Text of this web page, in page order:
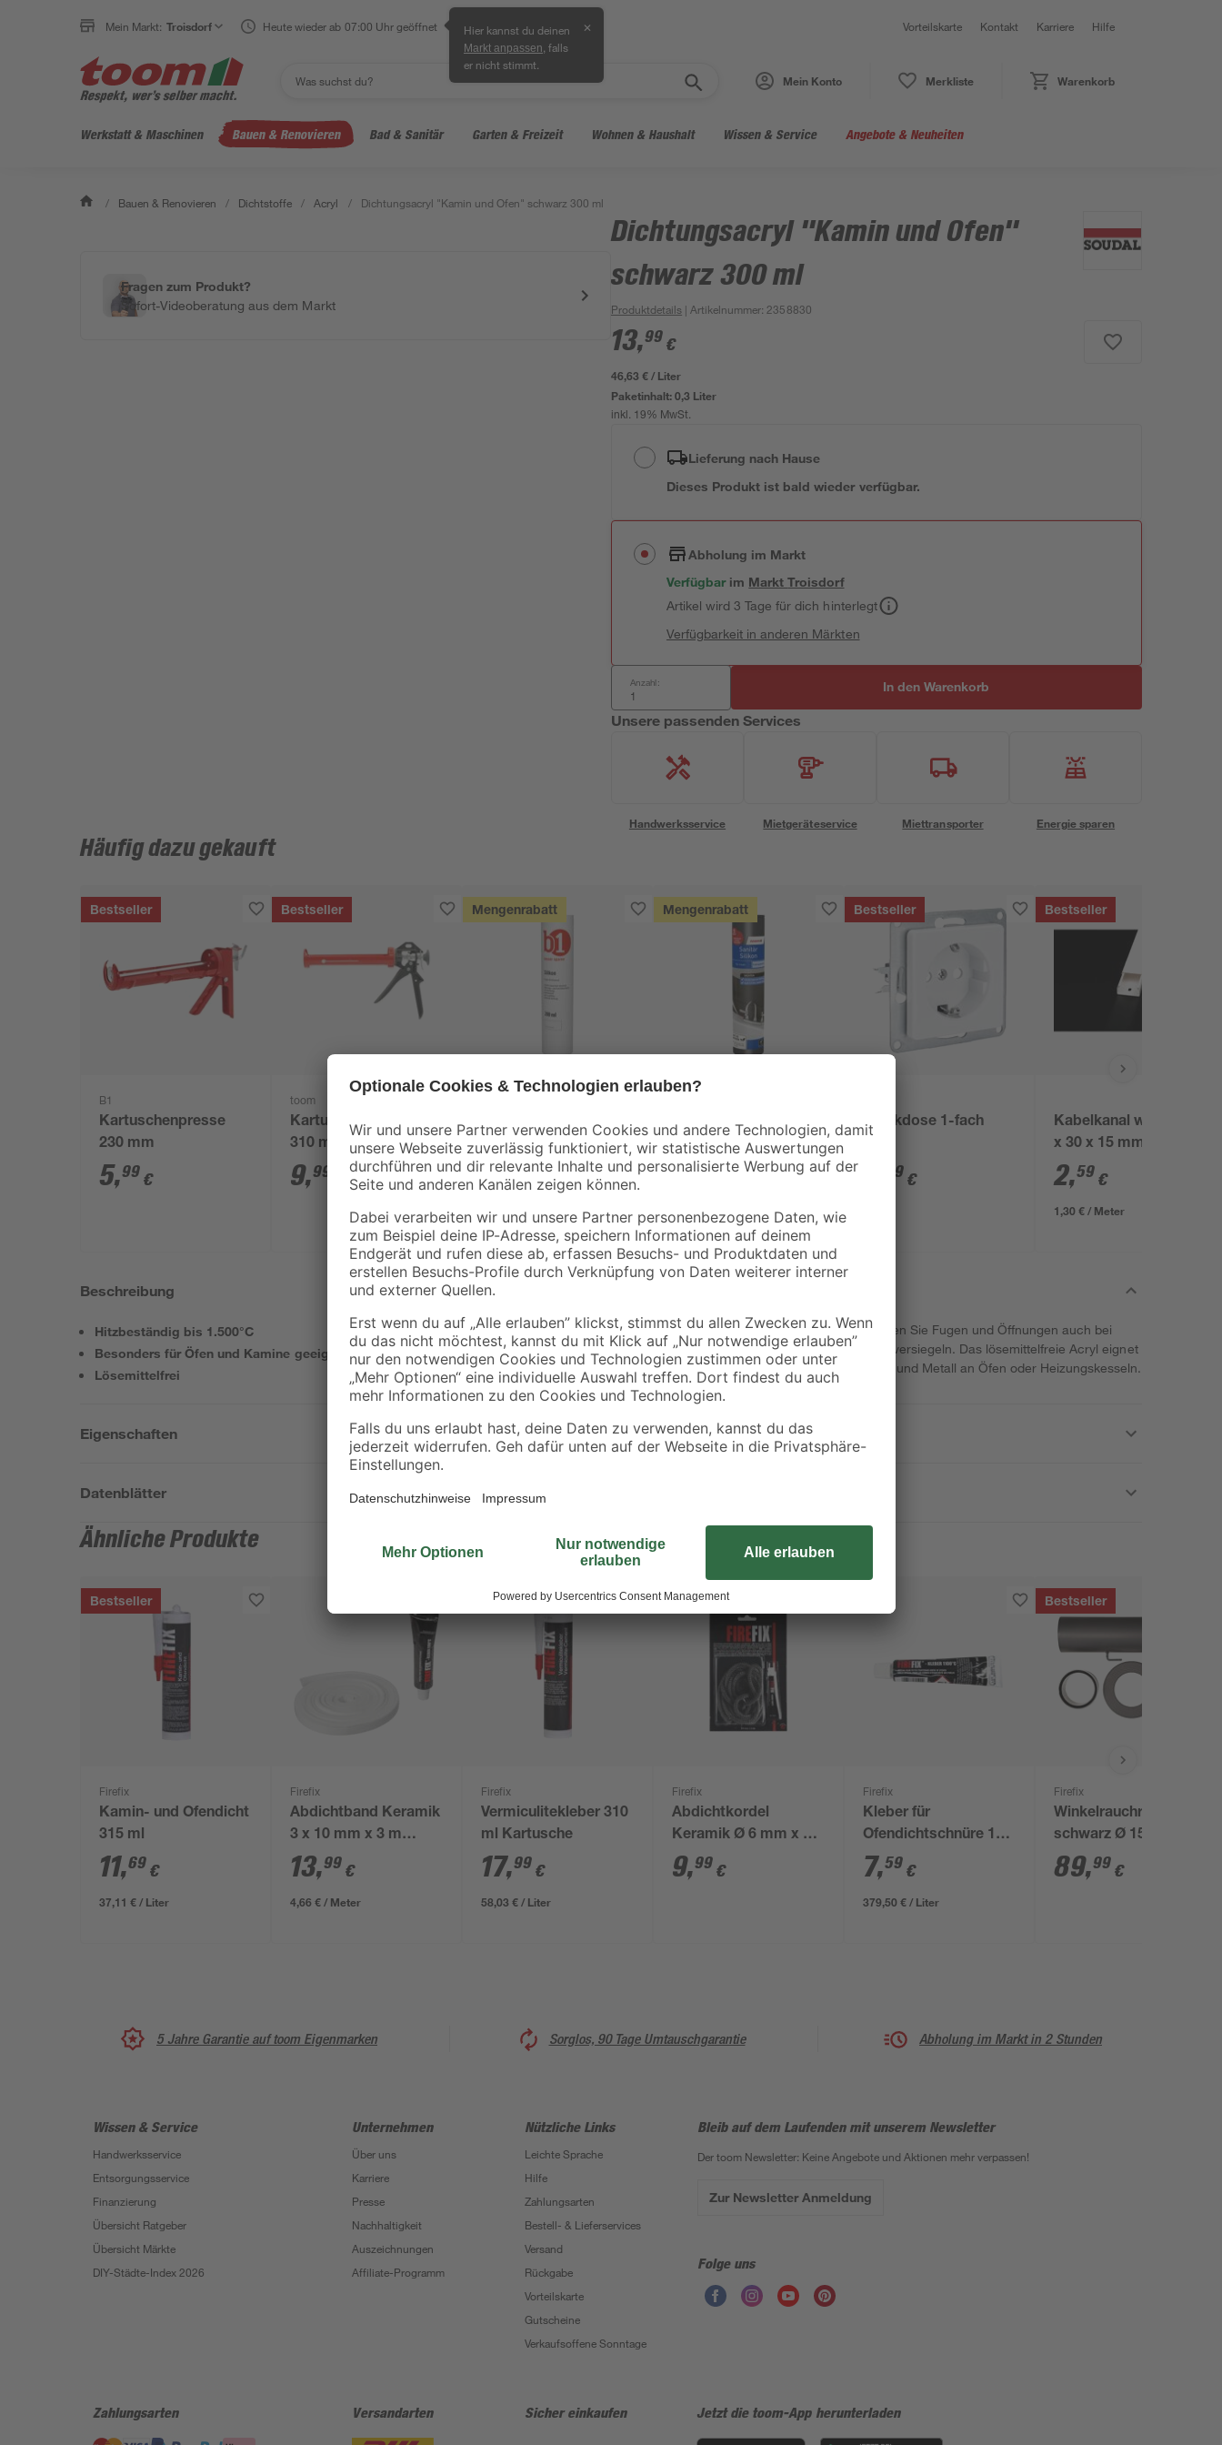
Mein Markt: Troisdorf Heute wieder ab 07:00 Uhr geöffnet Hier kannst du deinen
Markt anpassen , falls
er nicht stimmt.
✕ Vorteilskarte Kontakt Karriere Hilfe
Mein Konto Merkliste Warenkorb
Werkstatt & Maschinen Bauen & Renovieren Bad & Sanitär Garten & Freizeit Wohnen & Haushalt Wissen & Service Angebote & Neuheiten
/ Bauen & Renovieren / Dichtstoffe / Acryl / Dichtungsacryl "Kamin und Ofen" schwarz 300 ml
Fragen zum Produkt?
Sofort-Videoberatung aus dem Markt
Dichtungsacryl "Kamin und Ofen"
schwarz 300 ml
Produktdetails | Artikelnummer: 2358830
13,99 €
46,63 € / Liter
Paketinhalt:0,3 Liter
inkl. 19% MwSt.
Lieferung nach Hause
Dieses Produkt ist bald wieder verfügbar.
Abholung im Markt
Verfügbar im MarktTroisdorf
Artikel wird 3 Tage für dich hinterlegt
Verfügbarkeit in anderen Märkten
Anzahl: In den Warenkorb
Unsere passenden Services
Handwerksservice Mietgeräteservice Miettransporter Energie sparen
Häufig dazu gekauft
Bestseller
B1
Kartuschenpresse
230 mm
5,99 €
Bestseller
toom
Kartuschenpresse
310 ml
9,99
Mengenrabatt
Silikon transparent
280 ml
3,49 €
12,46 € / Liter
Mengenrabatt
Sanitärsilikon
transparent 310 ml
9,99
32,23 € / Liter
Bestseller
Steckdose 1-fach
59 €
Bestseller
Kabelkanal weiß 2000
x 30 x 15 mm
2,59 €
1,30 € / Meter
Beschreibung
Hitzbeständig bis 1.500°C
Besonders für Öfen und Kamine geeignet
Lösemittelfrei
Mit dem Dichtungsacryl "Kamin und Ofen" können Sie Fugen und Öffnungen auch bei
extremen Temperaturen bis 1500°C zuverlässig versiegeln. Das lösemittelfreie Acryl eignet
sich daher besonders gut für Mauerwerk, Beton und Metall an Öfen oder Heizungskesseln.
Eigenschaften
Datenblätter
Ähnliche Produkte
Bestseller
Firefix
Kamin- und Ofendicht
315 ml
11,69 €
37,11 € / Liter
Firefix
Abdichtband Keramik
3 x 10 mm x 3 m
inklusive Kleber
13,99 €
4,66 € / Meter
Firefix
Vermiculitekleber 310
ml Kartusche
17,99 €
58,03 € / Liter
Firefix
Abdichtkordel
Keramik Ø 6 mm x 2
m inklusive Kleber
9,99 €
Firefix
Kleber für
Ofendichtschnüre 17
ml
7,59 €
379,50 € / Liter
Bestseller
Firefix
Winkelrauchrohr-Set
schwarz Ø 150 mm,
3-teilig
89,99 €
5 Jahre Garantie auf toom Eigenmarken Sorglos, 90 Tage Umtauschgarantie Abholung im Markt in 2 Stunden
Wissen & Service
Handwerksservice
Entsorgungsservice
Finanzierung
Übersicht Ratgeber
Übersicht Märkte
DIY-Städte-Index 2026
Unternehmen
Über uns
Karriere
Presse
Nachhaltigkeit
Auszeichnungen
Affiliate-Programm
Nützliche Links
Leichte Sprache
Hilfe
Zahlungsarten
Bestell- & Lieferservices
Versand
Rückgabe
Vorteilskarte
Gutscheine
Verkaufsoffene Sonntage
Bleib auf dem Laufenden mit unserem Newsletter
Der toom Newsletter: Keine Angebote und Aktionen mehr verpassen!
Zur Newsletter Anmeldung
Folge uns
Zahlungsarten Versandarten Sicher einkaufen Jetzt die toom-App herunterladen